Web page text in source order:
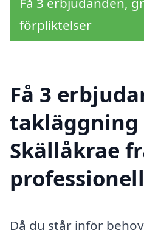
förpliktelser
Få 3
takläggning
Skällåkrae
Då du står inför